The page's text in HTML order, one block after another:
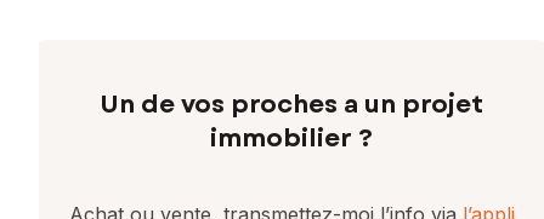
Un de vos proches a un projet
immobilier ?
Achat ou vente, transmettez-moi l’info via l’appli